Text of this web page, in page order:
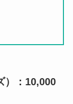
）：10,000